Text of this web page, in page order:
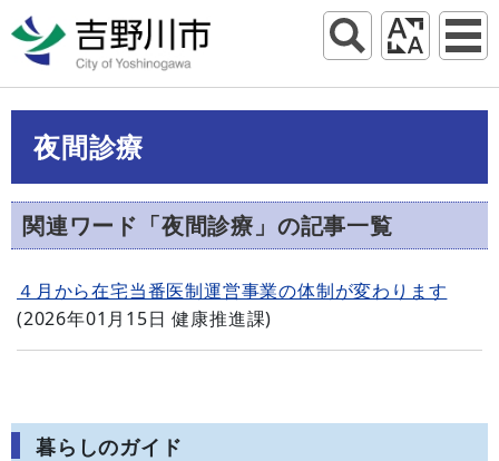
夜間診療
関連ワード「夜間診療」の記事一覧
４月から在宅当番医制運営事業の体制が変わります
(2026年01月15日 健康推進課)
暮らしのガイド